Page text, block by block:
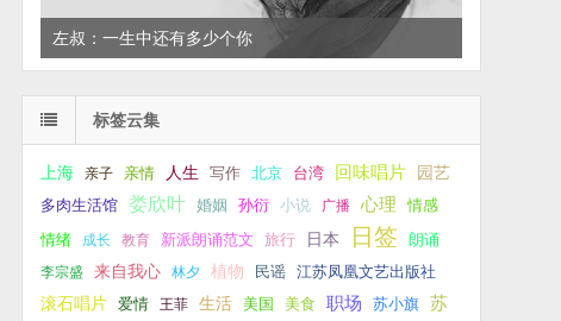
左叔：一生中还有多少个你
标签云集
上海 亲子 亲情 人生 写作 北京 台湾 回味唱片 园艺
多肉生活馆 娄欣叶 婚姻 孙衍 小说 广播 心理 情感
情绪 成长 教育 新派朗诵范文 旅行 日本 日签 朗诵
李宗盛 来自我心 林夕 植物 民谣
江苏凤凰文艺出版社
滚石唱片
爱情 王菲 生活 美国 美食 职场 苏小旗
苏